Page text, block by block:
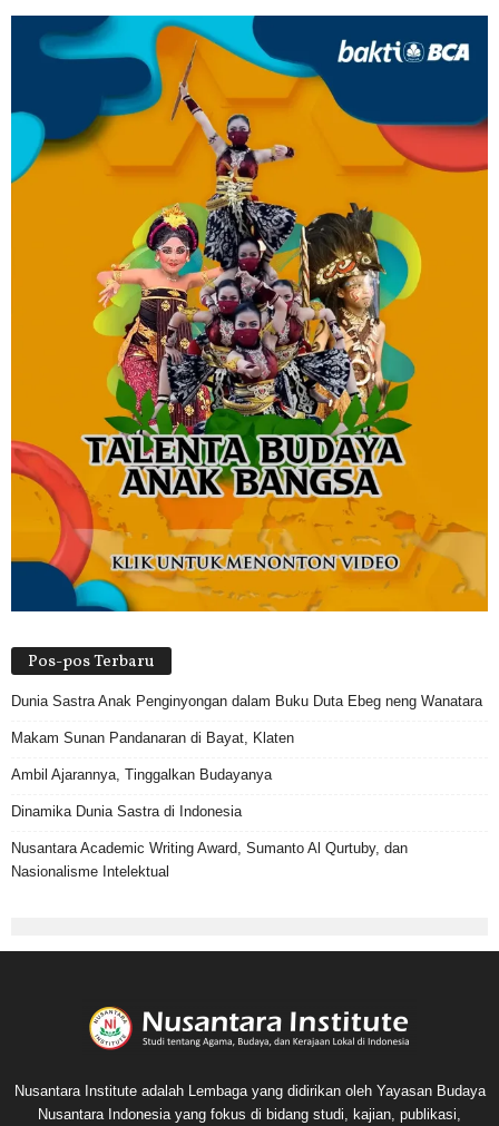
Pos-pos Terbaru
Dunia Sastra Anak Penginyongan dalam Buku Duta Ebeg neng Wanatara
Makam Sunan Pandanaran di Bayat, Klaten
Ambil Ajarannya, Tinggalkan Budayanya
Dinamika Dunia Sastra di Indonesia
Nusantara Academic Writing Award, Sumanto Al Qurtuby, dan
Nasionalisme Intelektual
Nusantara Institute adalah Lembaga yang didirikan oleh Yayasan Budaya
Nusantara Indonesia yang fokus di bidang studi, kajian, publikasi,